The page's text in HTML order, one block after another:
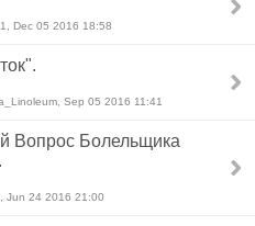
Dec 05 2016 18:58
Sep 05 2016 11:41
Вопрос Болельщика
Jun 24 2016 21:00